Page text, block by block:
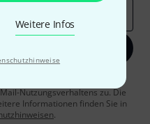
Weitere Infos
Sie dem Erhalt von E-Mail-
Nutzungsverhaltens zu. Die
Informationen finden Sie in
.